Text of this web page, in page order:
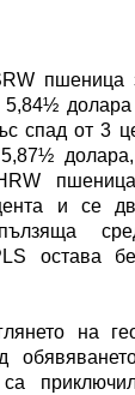
пшеница
5,84½
спад от 3
и се
остава
на